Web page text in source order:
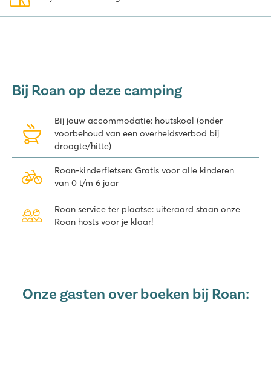
Bij Roan op deze camping
Bij jouw accommodatie: houtskool (onder
voorbehoud van een overheidsverbod bij
droogte/hitte)
Roan-kinderfietsen: Gratis voor alle kinderen
van 0 t/m 6 jaar
Roan service ter plaatse: uiteraard staan onze
Roan hosts voor je klaar!
Onze gasten over boeken bij Roan: